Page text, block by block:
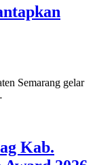
Semarang gelar
Kab.